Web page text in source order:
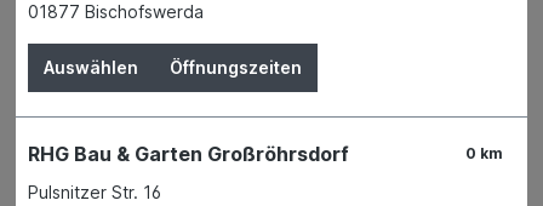
Gartenmaschinen
Sägekette 1,3 mm für AKE 40-
19 Pro
01877 Bischofswerda
Auswählen Öffnungszeiten
0 km
RHG Bau & Garten Großröhrsdorf
Pulsnitzer Str. 16